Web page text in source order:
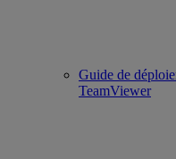
Guide de
TeamViewer